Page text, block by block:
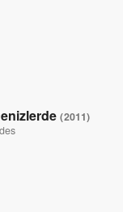
(2011)